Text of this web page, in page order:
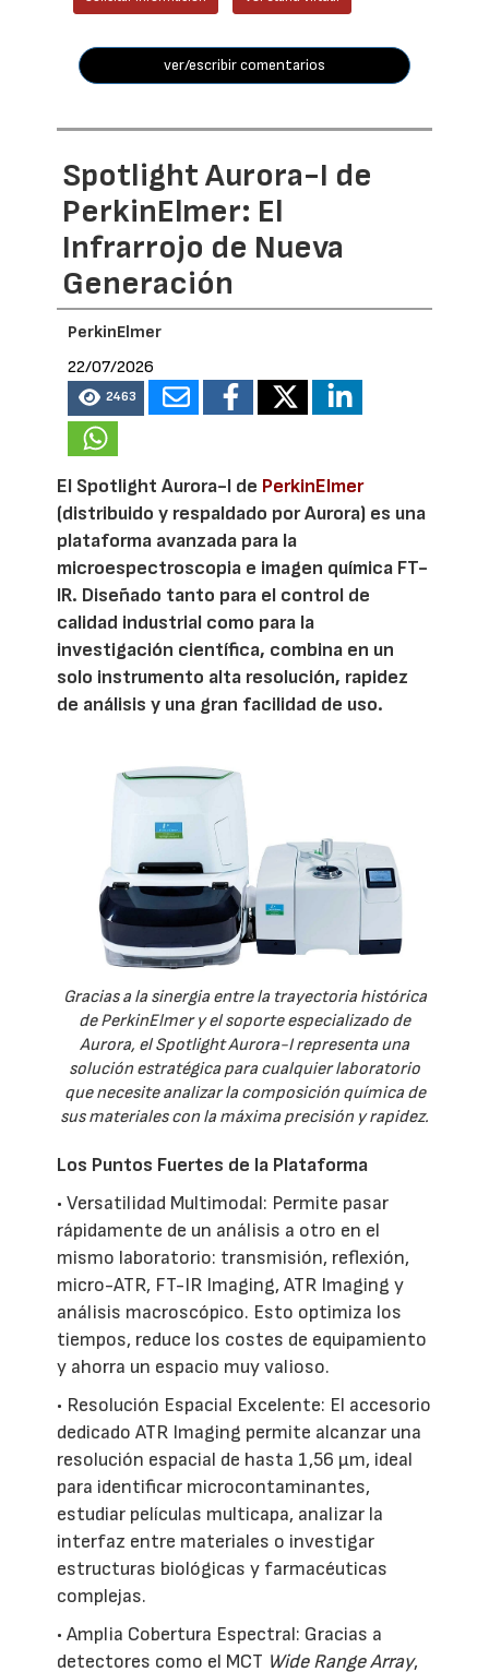
ver/escribir comentarios
Spotlight Aurora-I de
PerkinElmer: El
Infrarrojo de Nueva
Generación
PerkinElmer
22/07/2026
2463
El Spotlight Aurora-I de PerkinElmer
(distribuido y respaldado por Aurora) es una
plataforma avanzada para la
microespectroscopia e imagen química FT-
IR. Diseñado tanto para el control de
calidad industrial como para la
investigación científica, combina en un
solo instrumento alta resolución, rapidez
de análisis y una gran facilidad de uso.
Gracias a la sinergia entre la trayectoria histórica
de PerkinElmer y el soporte especializado de
Aurora, el Spotlight Aurora-I representa una
solución estratégica para cualquier laboratorio
que necesite analizar la composición química de
sus materiales con la máxima precisión y rapidez.
Los Puntos Fuertes de la Plataforma
• Versatilidad Multimodal: Permite pasar
rápidamente de un análisis a otro en el
mismo laboratorio: transmisión, reflexión,
micro-ATR, FT-IR Imaging, ATR Imaging y
análisis macroscópico. Esto optimiza los
tiempos, reduce los costes de equipamiento
y ahorra un espacio muy valioso.
• Resolución Espacial Excelente: El accesorio
dedicado ATR Imaging permite alcanzar una
resolución espacial de hasta 1,56 µm, ideal
para identificar microcontaminantes,
estudiar películas multicapa, analizar la
interfaz entre materiales o investigar
estructuras biológicas y farmacéuticas
complejas.
• Amplia Cobertura Espectral: Gracias a
detectores como el MCT Wide Range Array,